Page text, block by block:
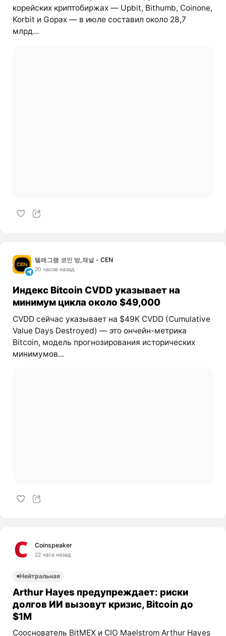
корейских криптобиржах — Upbit, Bithumb, Coinone,
Korbit и Gopax — в июле составил около 28,7
млрд...
텔레그램 코인 방,채널 - CEN
20 часов назад
Индекс Bitcoin CVDD указывает на
минимум цикла около $49,000
CVDD сейчас указывает на $49K CVDD (Cumulative
Value Days Destroyed) — это ончейн-метрика
Bitcoin, модель прогнозирования исторических
минимумов...
Coinspeaker
22 часа назад
Нейтральная
Arthur Hayes предупреждает: риски
долгов ИИ вызовут кризис, Bitcoin до
$1M
Сооснователь BitMEX и CIO Maelstrom Arthur Hayes